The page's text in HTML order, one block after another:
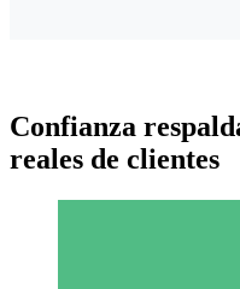
Confianza
reales de clientes